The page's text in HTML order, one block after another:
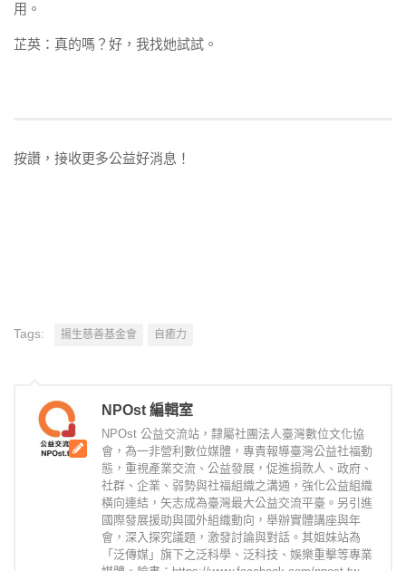
用。
芷英：真的嗎？好，我找她試試。
按讚，接收更多公益好消息！
Tags: 揚生慈善基金會 自癒力
NPOst 編輯室
NPOst 公益交流站，隸屬社團法人臺灣數位文化協
會，為一非營利數位媒體，專責報導臺灣公益社福動
態，重視產業交流、公益發展，促進捐款人、政府、
社群、企業、弱勢與社福組織之溝通，強化公益組織
橫向連結，矢志成為臺灣最大公益交流平臺。另引進
國際發展援助與國外組織動向，舉辦實體講座與年
會，深入探究議題，激發討論與對話。其姐妹站為
「泛傳媒」旗下之泛科學、泛科技、娛樂重擊等專業